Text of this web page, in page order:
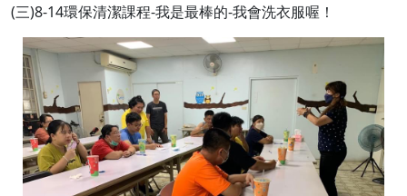
(三)8-14環保清潔課程-我是最棒的-我會洗衣服喔！